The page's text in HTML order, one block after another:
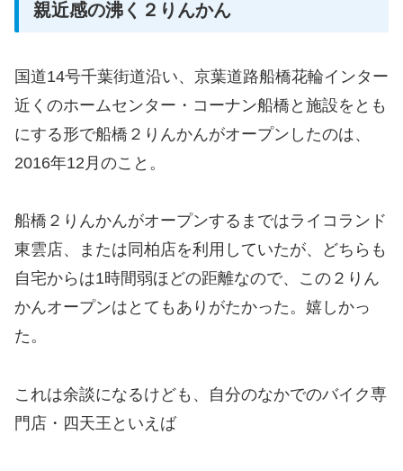
親近感の沸く２りんかん
国道14号千葉街道沿い、京葉道路船橋花輪インター
近くのホームセンター・コーナン船橋と施設をとも
にする形で船橋２りんかんがオープンしたのは、
2016年12月のこと。
船橋２りんかんがオープンするまではライコランド
東雲店、または同柏店を利用していたが、どちらも
自宅からは1時間弱ほどの距離なので、この２りん
かんオープンはとてもありがたかった。嬉しかっ
た。
これは余談になるけども、自分のなかでのバイク専
門店・四天王といえば